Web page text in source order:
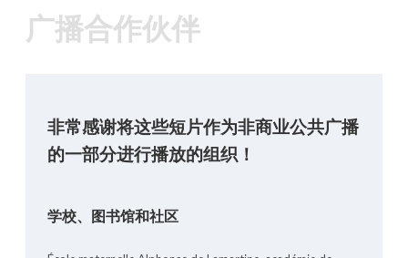
广播合作伙伴
非常感谢将这些短片作为非商业公共广播
的一部分进行播放的组织！
学校、图书馆和社区